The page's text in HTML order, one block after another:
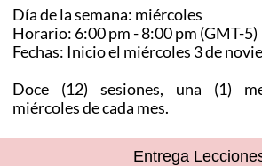
Día de la semana: miércoles
Horario: 6:00 pm - 8:00 pm (GMT-5)
Fechas: Inicio el miércoles 3 de
Doce (12) sesiones, una (1)
miércoles de cada mes.
Entrega